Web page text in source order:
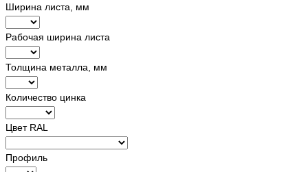
Ширина листа, мм
Рабочая ширина листа
Толщина металла, мм
Количество цинка
Цвет RAL
Профиль